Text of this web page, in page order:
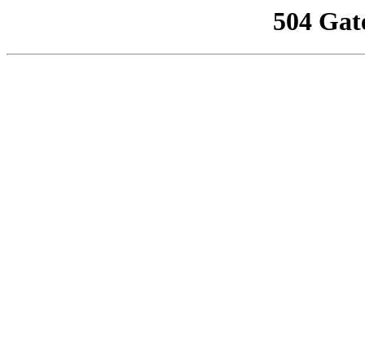
504